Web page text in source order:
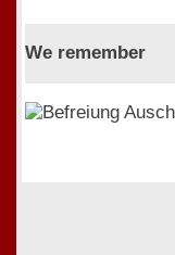
We remember